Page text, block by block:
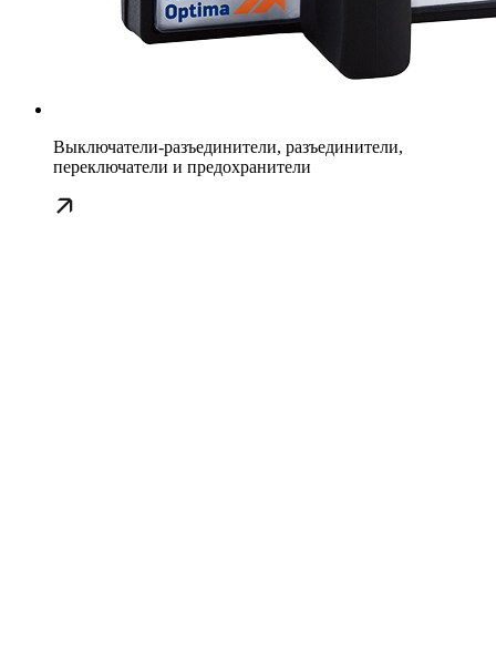
Выключатели-разъединители, разъединители,
переключатели и предохранители